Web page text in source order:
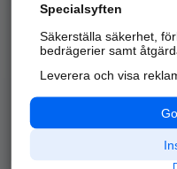
Alla kategorier
API & Kartor
Specialsyften
Säkerställa säkerhet,
bedrägerier samt
Leverera och visa